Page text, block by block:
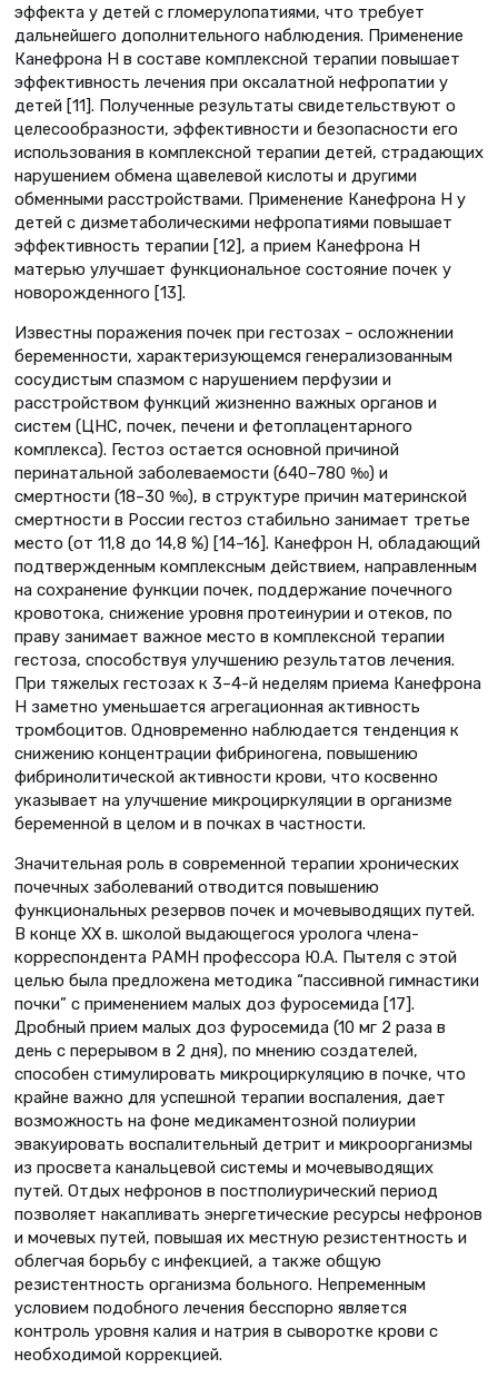
эффекта у детей с гломерулопатиями, что требует
дальнейшего дополнительного наблюдения. Применение
Канефрона Н в составе комплексной терапии повышает
эффективность лечения при оксалатной нефропатии у
детей [11]. Полученные результаты свидетельствуют о
целесообразности, эффективности и безопасности его
использования в комплексной терапии детей, страдающих
нарушением обмена щавелевой кислоты и другими
обменными расстройствами. Применение Канефрона Н у
детей с дизметаболическими нефропатиями повышает
эффективность терапии [12], а прием Канефрона Н
матерью улучшает функциональное состояние почек у
новорожденного [13].
Известны поражения почек при гестозах – осложнении
беременности, характеризующемся генерализованным
сосудистым спазмом с нарушением перфузии и
расстройством функций жизненно важных органов и
систем (ЦНС, почек, печени и фетоплацентарного
комплекса). Гестоз остается основной причиной
перинатальной заболеваемости (640–780 ‰) и
смертности (18–30 ‰), в структуре причин материнской
смертности в России гестоз стабильно занимает третье
место (от 11,8 до 14,8 %) [14–16]. Канефрон Н, обладающий
подтвержденным комплексным действием, направленным
на сохранение функции почек, поддержание почечного
кровотока, снижение уровня протеинурии и отеков, по
праву занимает важное место в комплексной терапии
гестоза, способствуя улучшению результатов лечения.
При тяжелых гестозах к 3–4-й неделям приема Канефрона
Н заметно уменьшается агрегационная активность
тромбоцитов. Одновременно наблюдается тенденция к
снижению концентрации фибриногена, повышению
фибринолитической активности крови, что косвенно
указывает на улучшение микроциркуляции в организме
беременной в целом и в почках в частности.
Значительная роль в современной терапии хронических
почечных заболеваний отводится повышению
функциональных резервов почек и мочевыводящих путей.
В конце ХХ в. школой выдающегося уролога члена-
корреспондента РАМН профессора Ю.А. Пытеля с этой
целью была предложена методика “пассивной гимнастики
почки” с применением малых доз фуросемида [17].
Дробный прием малых доз фуросемида (10 мг 2 раза в
день с перерывом в 2 дня), по мнению создателей,
способен стимулировать микроциркуляцию в почке, что
крайне важно для успешной терапии воспаления, дает
возможность на фоне медикаментозной полиурии
эвакуировать воспалительный детрит и микроорганизмы
из просвета канальцевой системы и мочевыводящих
путей. Отдых нефронов в постполиурический период
позволяет накапливать энергетические ресурсы нефронов
и мочевых путей, повышая их местную резистентность и
облегчая борьбу с инфекцией, а также общую
резистентность организма больного. Непременным
условием подобного лечения бесспорно является
контроль уровня калия и натрия в сыворотке крови с
необходимой коррекцией.